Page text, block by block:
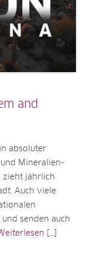
and
absoluter
Mineralien-
zieht jährlich
Auch viele
senden auch
[...]